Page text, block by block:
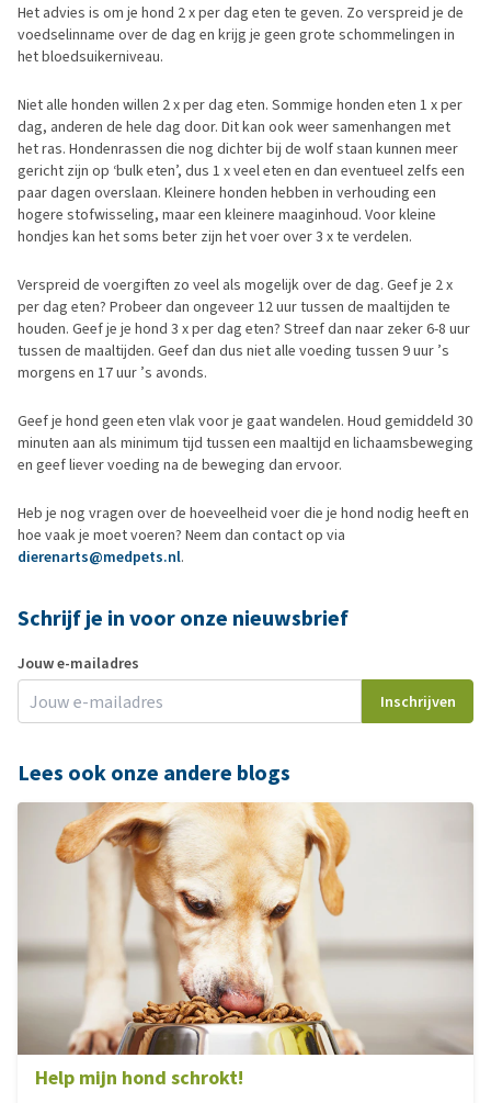
Het advies is om je hond 2 x per dag eten te geven. Zo verspreid je de
voedselinname over de dag en krijg je geen grote schommelingen in
het bloedsuikerniveau.
Niet alle honden willen 2 x per dag eten. Sommige honden eten 1 x per
dag, anderen de hele dag door. Dit kan ook weer samenhangen met
het ras. Hondenrassen die nog dichter bij de wolf staan kunnen meer
gericht zijn op ‘bulk eten’, dus 1 x veel eten en dan eventueel zelfs een
paar dagen overslaan. Kleinere honden hebben in verhouding een
hogere stofwisseling, maar een kleinere maaginhoud. Voor kleine
hondjes kan het soms beter zijn het voer over 3 x te verdelen.
Verspreid de voergiften zo veel als mogelijk over de dag. Geef je 2 x
per dag eten? Probeer dan ongeveer 12 uur tussen de maaltijden te
houden. Geef je je hond 3 x per dag eten? Streef dan naar zeker 6-8 uur
tussen de maaltijden. Geef dan dus niet alle voeding tussen 9 uur ’s
morgens en 17 uur ’s avonds.
Geef je hond geen eten vlak voor je gaat wandelen. Houd gemiddeld 30
minuten aan als minimum tijd tussen een maaltijd en lichaamsbeweging
en geef liever voeding na de beweging dan ervoor.
Heb je nog vragen over de hoeveelheid voer die je hond nodig heeft en
hoe vaak je moet voeren? Neem dan contact op via
dierenarts@medpets.nl.
Schrijf je in voor onze nieuwsbrief
Jouw e-mailadres
Inschrijven
Lees ook onze andere blogs
Help mijn hond schrokt!